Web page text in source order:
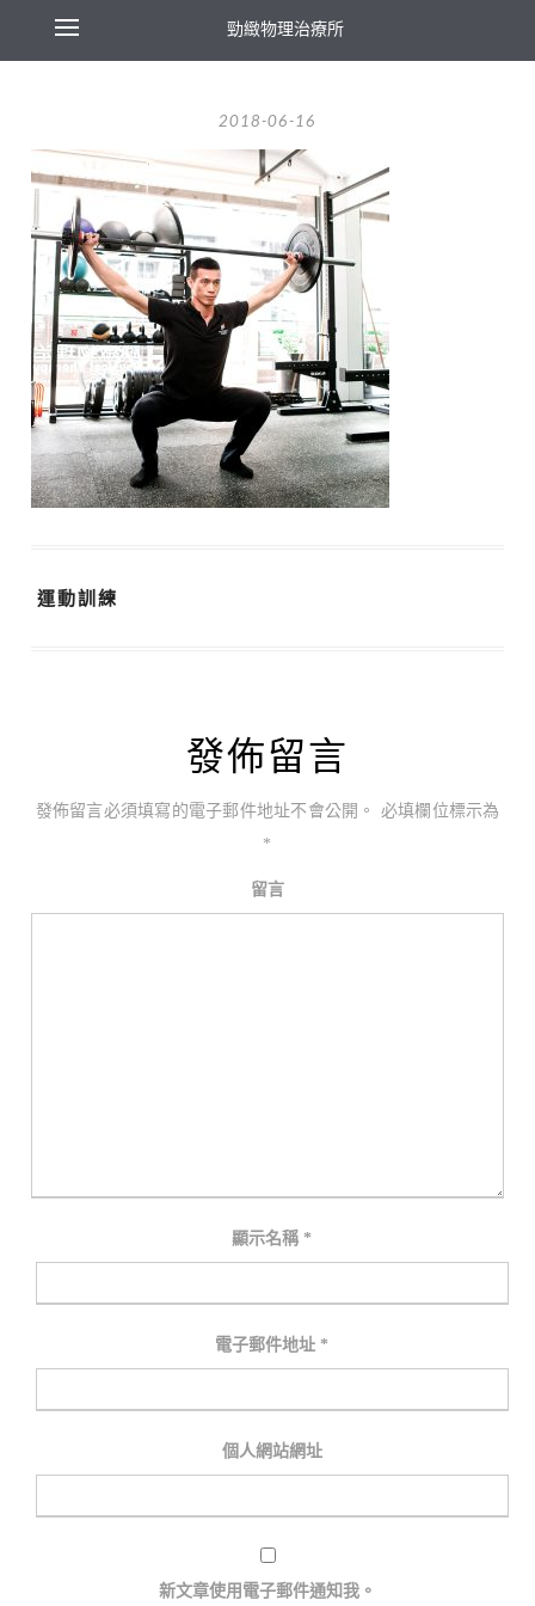
勁緻物理治療所
2018-06-16
運動訓練
發佈留言
發佈留言必須填寫的電子郵件地址不會公開。
必填欄位標示為
*
留言
顯示名稱 *
電子郵件地址 *
個人網站網址
新文章使用電子郵件通知我。